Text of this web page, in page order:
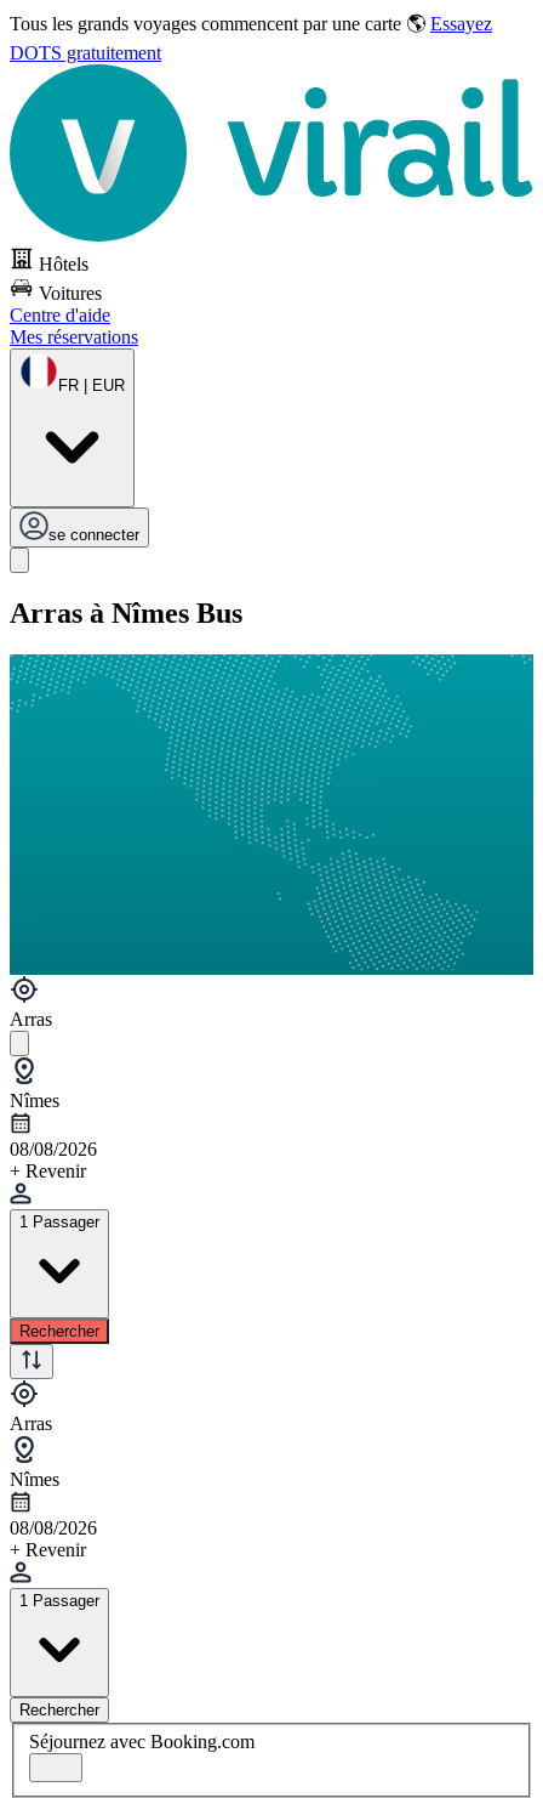
Tous les grands voyages commencent par une carte 🌎 Essayez
DOTS gratuitement
Hôtels
Voitures
Centre d'aide
Mes réservations
FR | EUR
se connecter
Arras à Nîmes Bus
Arras
Nîmes
08/08/2026
+ Revenir
1 Passager
Rechercher
Arras
Nîmes
08/08/2026
+ Revenir
1 Passager
Rechercher
Séjournez avec Booking.com